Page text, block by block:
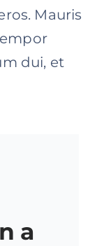
Mauris
dui, et
a